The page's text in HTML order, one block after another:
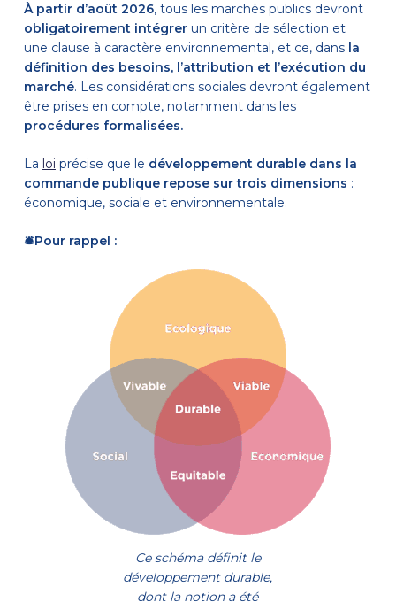
À partir d’août 2026, tous les marchés publics devront
obligatoirement intégrerun critère de sélection et
une clause à caractère environnemental, et ce, dans la
définition des besoins, l’attribution et l’exécution du
marché. Les considérations sociales devront également
être prises en compte, notamment dans les
procédures formalisées.
La loi précise que le développement durable dans la
commande publique repose sur trois dimensions :
économique, sociale et environnementale.
🛎️Pour rappel :
Ce schéma définit le
développement durable,
dont la notion a été